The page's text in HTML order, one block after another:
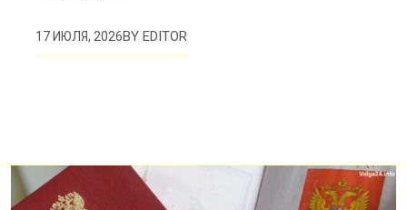
17 ИЮЛЯ, 2026BYEDITOR